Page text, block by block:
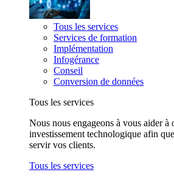
Tous les services
Services de formation
Implémentation
Infogérance
Conseil
Conversion de données
Tous les services
Nous nous engageons à vous aider à
investissement technologique afin
servir vos clients.
Tous les services